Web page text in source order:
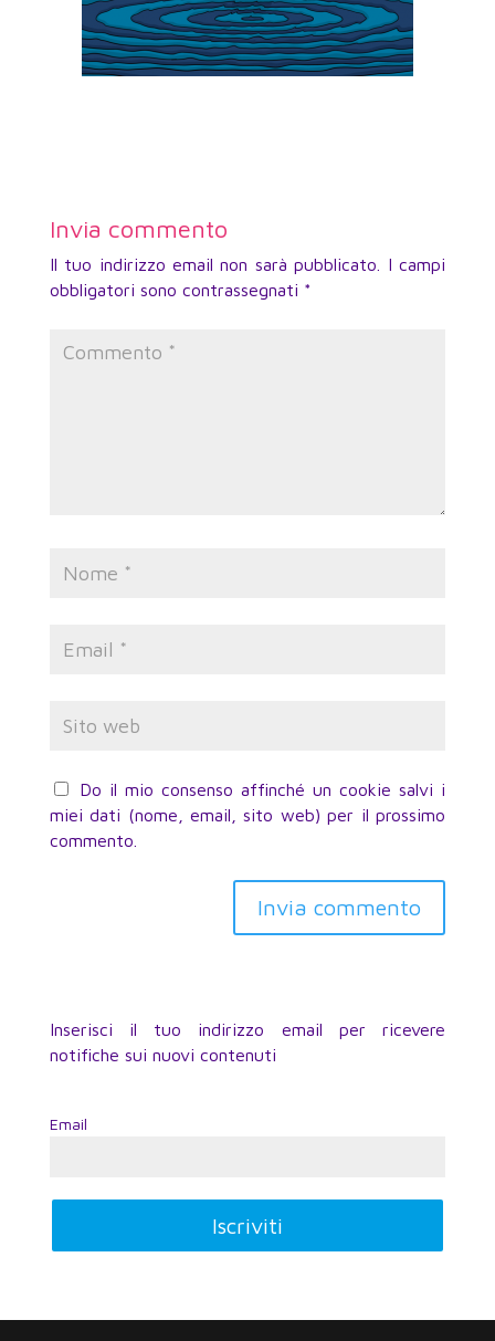
Invia commento
Il tuo indirizzo email non sarà pubblicato.
I campi
obbligatori sono contrassegnati *
Do il mio consenso affinché un cookie salvi i
miei dati (nome, email, sito web) per il prossimo
commento.
Inserisci il tuo indirizzo email per ricevere
notifiche sui nuovi contenuti
Email